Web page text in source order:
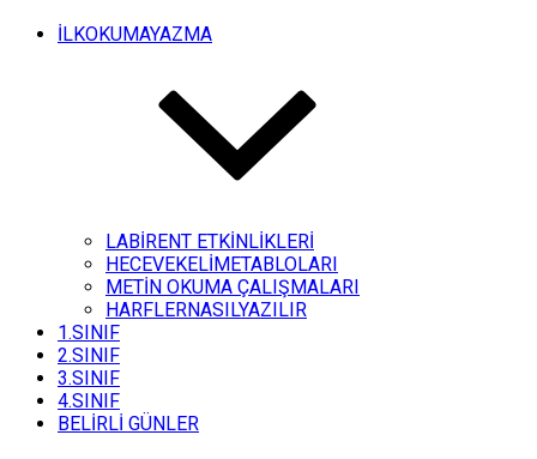
İLKOKUMAYAZMA
LABİRENT ETKİNLİKLERİ
HECEVEKELİMETABLOLARI
METİN OKUMA ÇALIŞMALARI
HARFLERNASILYAZILIR
1.SINIF
2.SINIF
3.SINIF
4.SINIF
BELİRLİ GÜNLER